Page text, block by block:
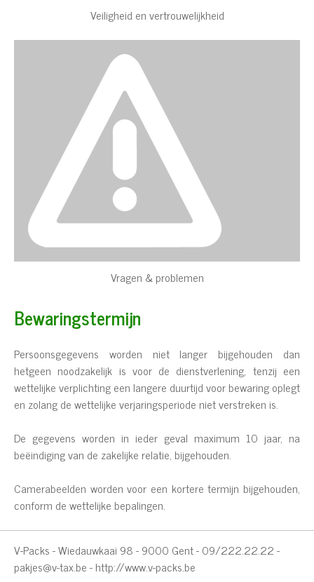
Veiligheid en vertrouwelijkheid
Vragen & problemen
Bewaringstermijn
Persoonsgegevens worden niet langer bijgehouden dan
hetgeen noodzakelijk is voor de dienstverlening, tenzij een
wettelijke verplichting een langere duurtijd voor bewaring oplegt
en zolang de wettelijke verjaringsperiode niet verstreken is.
De gegevens worden in ieder geval maximum 10 jaar, na
beëindiging van de zakelijke relatie, bijgehouden.
Camerabeelden worden voor een kortere termijn bijgehouden,
conform de wettelijke bepalingen.
V-Packs - Wiedauwkaai 98 - 9000 Gent - 09/222.22.22 -
pakjes@v-tax.be-http://www.v-packs.be